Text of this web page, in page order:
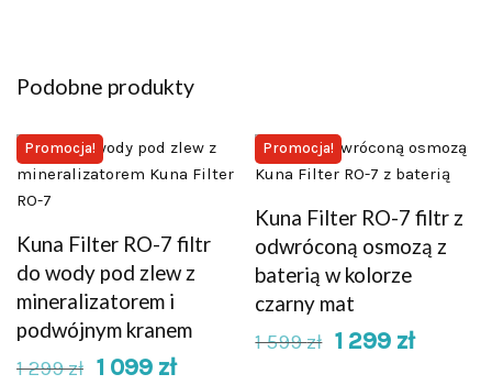
Podobne produkty
Promocja!
Kuna Filter RO-7 filtr
do wody pod zlew z
mineralizatorem i
podwójnym kranem
1 299zł 1 099 zł
Promocja!
Kuna Filter RO-7 filtr z
odwróconą osmozą z
baterią w kolorze
czarny mat
1 599zł 1 299 zł